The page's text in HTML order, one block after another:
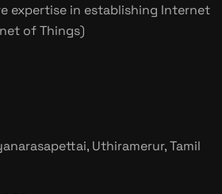
expertise in establishing Internet
of Things)
Uthiramerur, Tamil